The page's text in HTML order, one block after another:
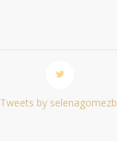
Tweets by